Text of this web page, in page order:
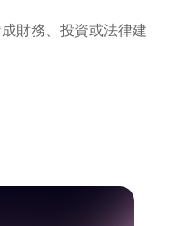
財務、投資或法律建